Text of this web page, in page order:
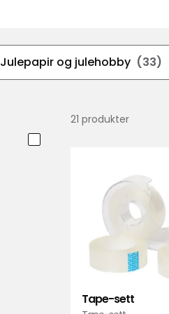
Julepapir og julehobby (33)
21 produkter
Tape-sett